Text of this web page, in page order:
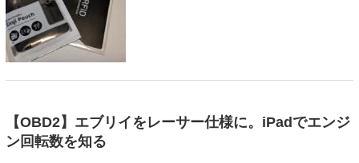
【OBD2】エブリイをレーサー仕様に。iPadでエンジ
ン回転数を知る